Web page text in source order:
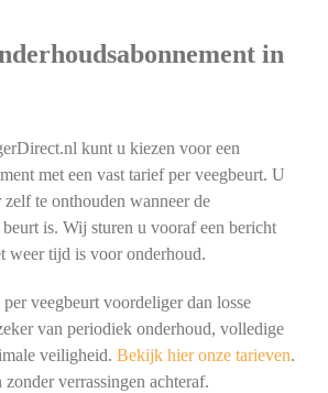
in
kunt u kiezen voor een
met een vast tarief per veegbeurt. U
te onthouden wanneer de
beurt is. Wij sturen u vooraf een bericht
weer tijd is voor onderhoud.
veegbeurt voordeliger dan losse
van periodiek onderhoud, volledige
veiligheid. Bekijk hier onze tarieven.
verrassingen achteraf.